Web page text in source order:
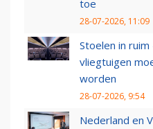
toe
28-07-2026, 11:09
Stoelen in
vliegtuigen
worden
28-07-2026, 9:54
Nederland en